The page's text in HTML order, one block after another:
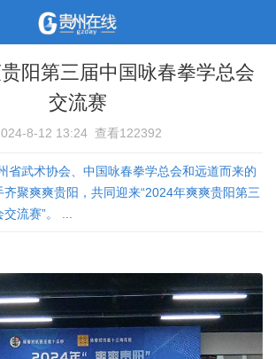
阳第三届中国咏春拳学总会
交流赛
8-12 13:24 查看122392
省武术协会、中国咏春拳学总会和远道而来的
聚爽爽贵阳，‌共同迎来“2024年爽爽贵阳第三
流赛”。 ...